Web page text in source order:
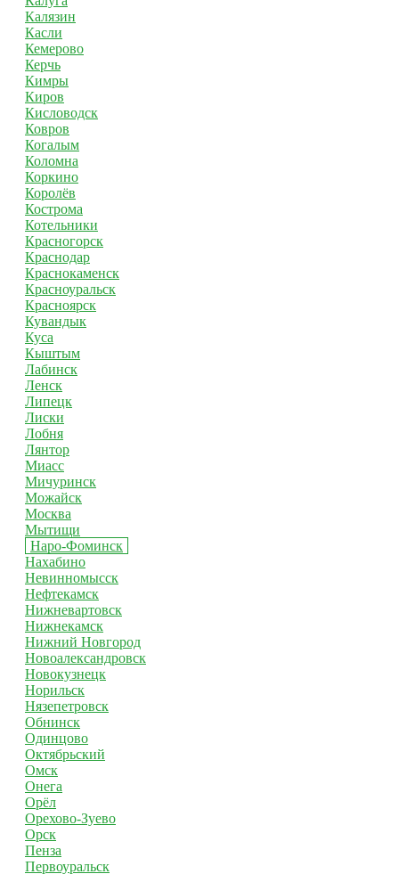
Калязин
Касли
Кемерово
Керчь
Кимры
Киров
Кисловодск
Ковров
Когалым
Коломна
Коркино
Королёв
Кострома
Котельники
Красногорск
Краснодар
Краснокаменск
Красноуральск
Красноярск
Кувандык
Куса
Кыштым
Лабинск
Ленск
Липецк
Лиски
Лобня
Лянтор
Миасс
Мичуринск
Можайск
Москва
Мытищи
Наро-Фоминск
Нахабино
Невинномысск
Нефтекамск
Нижневартовск
Нижнекамск
Нижний Новгород
Новоалександровск
Новокузнецк
Норильск
Нязепетровск
Обнинск
Одинцово
Октябрьский
Омск
Онега
Орёл
Орехово-Зуево
Орск
Пенза
Первоуральск